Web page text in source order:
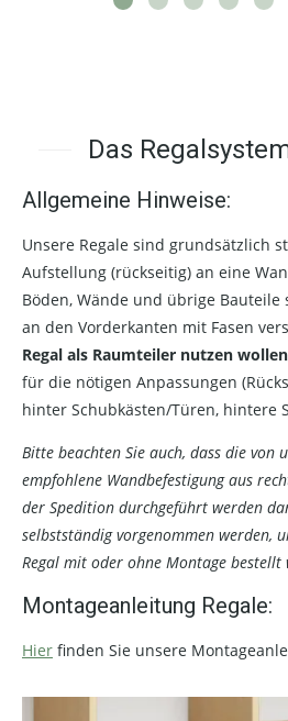
Das
Allgemeine Hinweise:
Unsere Regale sind grundsätzlich
Aufstellung (rückseitig) an eine
Böden, Wände und übrige
an den Vorderkanten mit Fasen
Regal als Raumteiler nutzen
für die nötigen Anpassungen
hinter Schubkästen/Türen, hintere
Bitte beachten Sie auch, dass die von
empfohlene Wandbefestigung aus
der Spedition durchgeführt werden
selbstständig vorgenommen werden,
Regal mit oder ohne Montage bestellt
Montageanleitung Regale:
Hier finden Sie unsere